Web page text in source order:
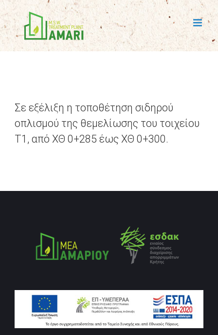
to
content
Σε εξέλιξη η τοποθέτηση σιδηρού
οπλισμού της θεμελίωσης του τοιχείου
Τ1, από ΧΘ 0+285 έως ΧΘ 0+300.